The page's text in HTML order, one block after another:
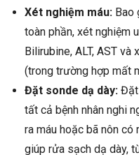
Xét nghiệm máu: Bao
toàn phần, xét nghiệm
Bilirubine, ALT, AST
(trong trường hợp mất
Đặt sonde dạ dày: Đặt
tất cả bệnh nhân nghi
ra máu hoặc bã nôn có
giúp rửa sạch dạ dày,